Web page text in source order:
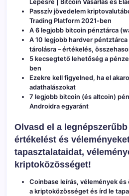
Lépésre | Bitcoin Vásárlás és
Passzív jövedelem
Trading Platform 2021-ben
A 6 legjobb bitcoin pénztárca
A 10 legjobb hardver
tárolásra – értékelés,
5 kecsegtető lehetőség a
ben
Ezekre kell figyelned, ha el
adathalászokat
7 legjobb bitcoin (és altcoin)
Androidra egyaránt
Olvasd el a
értékelést és
tapasztalataidat,
kriptoközösséget!
Coinbase leírás, vélemények
a kriptoközösséget és írd le